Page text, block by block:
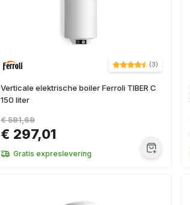
(3)
Verticale elektrische boiler Ferroli TIBER C
150 liter
€ 297,01
€ 591,69
Gratis expreslevering